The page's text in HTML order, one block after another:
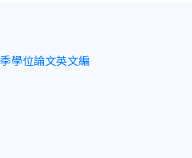
學位論文英文編